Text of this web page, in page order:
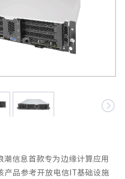

信息首款专为边缘计算应用
产品参考开放电信IT基础设施